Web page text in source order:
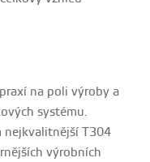
na poli výroby a
systému.
nejkvalitnější T304
výrobních